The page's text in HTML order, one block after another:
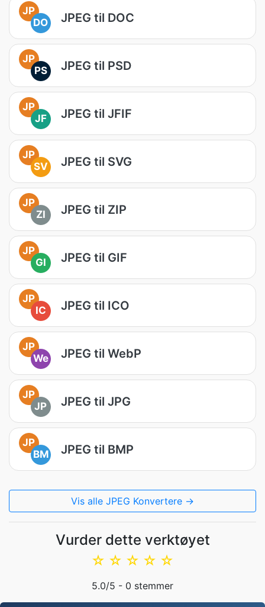
JP
DO
JPEG til DOC
JP
PS
JPEG til PSD
JP
JF
JPEG til JFIF
JP
SV
JPEG til SVG
JP
ZI
JPEG til ZIP
JP
GI
JPEG til GIF
JP
IC
JPEG til ICO
JP
We
JPEG til WebP
JP
JP
JPEG til JPG
JP
BM
JPEG til BMP
Vis alle JPEG Konvertere →
Vurder dette verktøyet
☆
☆
☆
☆
☆
5.0/5 - 0 stemmer